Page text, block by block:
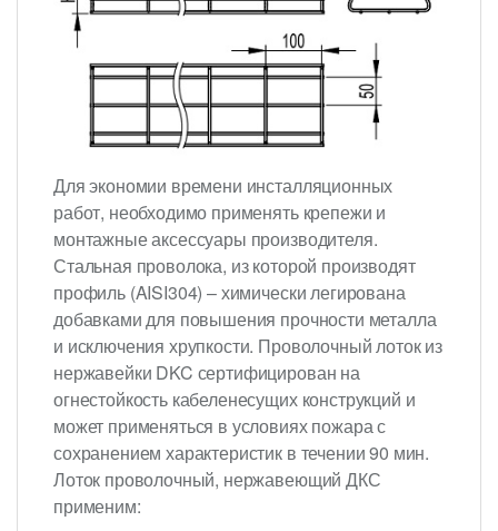
Для экономии времени инсталляционных
работ, необходимо применять крепежи и
монтажные аксессуары производителя.
Стальная проволока, из которой производят
профиль (AISI304) – химически легирована
добавками для повышения прочности металла
и исключения хрупкости. Проволочный лоток из
нержавейки DKC сертифицирован на
огнестойкость кабеленесущих конструкций и
может применяться в условиях пожара с
сохранением характеристик в течении 90 мин.
Лоток проволочный, нержавеющий ДКС
применим: